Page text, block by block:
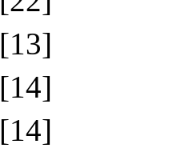
[13]
[14]
[14]